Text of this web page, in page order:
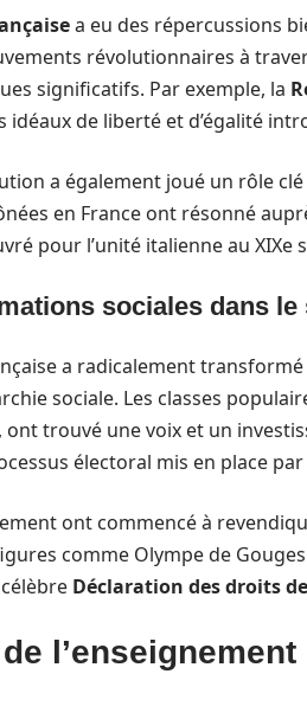
a eu des répercussions
révolutionnaires à
significatifs. Par exemple, la
idéaux de liberté et d’égalité
a également joué un rôle
en France ont résonné
pour l’unité italienne au XIXe
sociales dans
a radicalement
sociale. Les classes
, ont trouvé une voix et un
électoral mis en place par
ont commencé à
comme Olympe de
Déclaration des droits